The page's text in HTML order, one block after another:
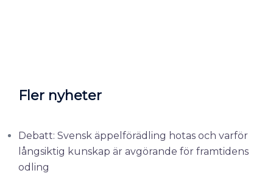
Fler nyheter
Debatt: Svensk äppelförädling hotas och varför
långsiktig kunskap är avgörande för framtidens
odling